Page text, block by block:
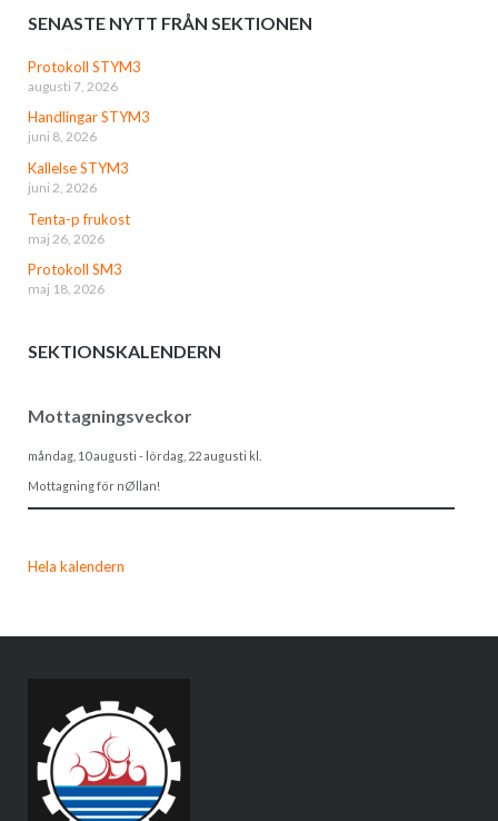
SENASTE NYTT FRÅN SEKTIONEN
Protokoll STYM3
augusti 7, 2026
Handlingar STYM3
juni 8, 2026
Kallelse STYM3
juni 2, 2026
Tenta-p frukost
maj 26, 2026
Protokoll SM3
maj 18, 2026
SEKTIONSKALENDERN
Mottagningsveckor
måndag, 10 augusti - lördag, 22 augusti kl.
Mottagning för nØllan!
Hela kalendern